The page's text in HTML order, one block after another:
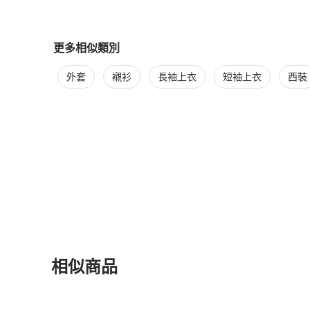
更多相似類別
更多 Thom Browne 男裝相似商品推薦
外套 襯衫 長袖上衣 短袖上衣 西裝
相似商品